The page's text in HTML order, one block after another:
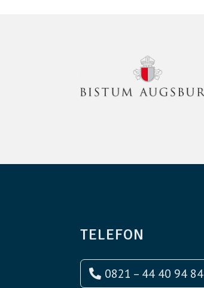
TELEFON
0821 – 44 40 94 84